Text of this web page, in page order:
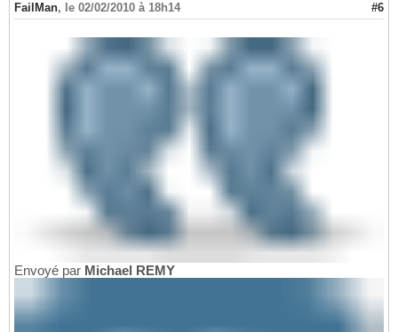
FailMan, le 02/02/2010 à 18h14 #6
Envoyé par Michael REMY